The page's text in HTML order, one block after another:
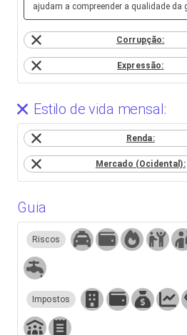
ajudam a compreender a qualidade da
Corrupção:
Expressão:
Estilo de vida mensal:
Renda:
Mercado (Ocidental):
Guia
Riscos
Impostos